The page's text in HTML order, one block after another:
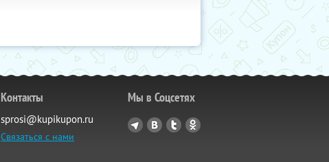
Контакты
sprosi@kupikupon.ru
Связаться с нами
Мы в Соцсетях